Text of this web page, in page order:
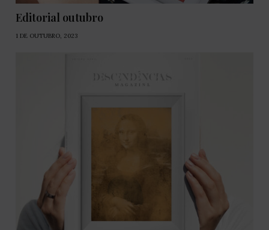
Editorial outubro
1 DE OUTUBRO, 2023